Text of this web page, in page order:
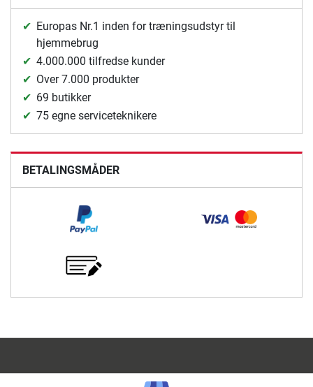
Europas Nr.1 inden for træningsudstyr til
hjemmebrug
4.000.000 tilfredse kunder
Over 7.000 produkter
69 butikker
75 egne serviceteknikere
BETALINGSMÅDER